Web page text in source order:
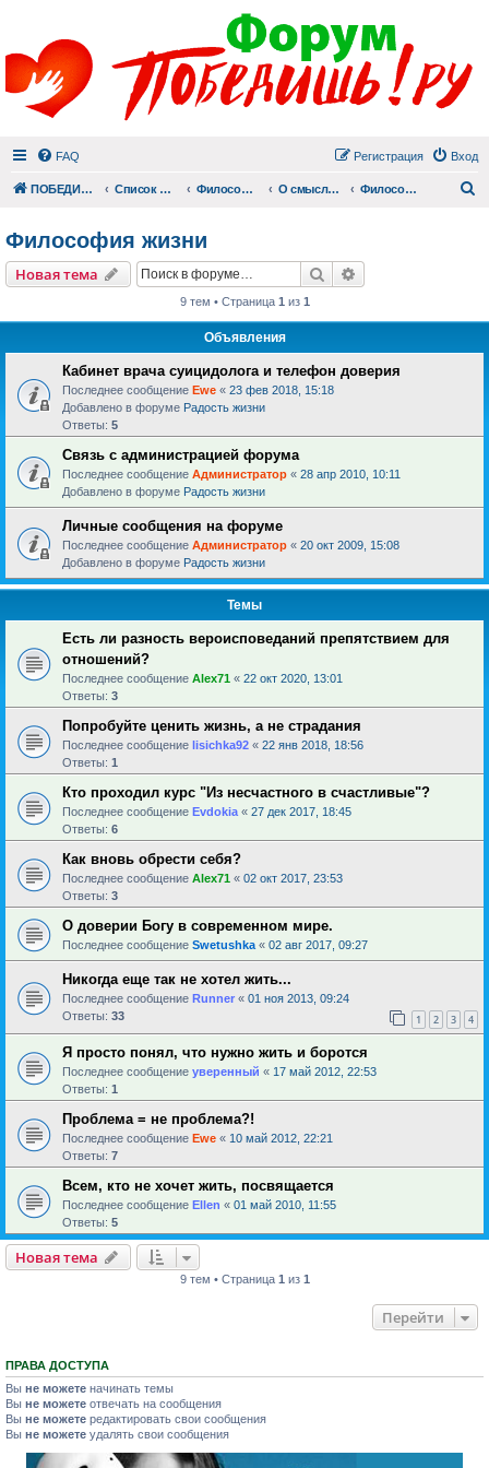
FAQ Вход
Регистрация
ПОБЕДИШЬ.РУ Список форумов Философский раздел О смысле смерти и смысле жизни Философия жизни
Философия жизни
Новая тема Поиск
9 тем • Страница 1 из 1
Объявления
Кабинет врача суицидолога и телефон доверия
Последнее сообщение Ewe « 23 фев 2018, 15:18
Добавлено в форуме Радость жизни
Ответы: 5
Связь с администрацией форума
Последнее сообщение Администратор « 28 апр 2010, 10:11
Добавлено в форуме Радость жизни
Личные сообщения на форуме
Последнее сообщение Администратор « 20 окт 2009, 15:08
Добавлено в форуме Радость жизни
Темы
Есть ли разность вероисповеданий препятствием для
отношений?
Последнее сообщение Alex71 « 22 окт 2020, 13:01
Ответы: 3
Попробуйте ценить жизнь, а не страдания
Последнее сообщение lisichka92 « 22 янв 2018, 18:56
Ответы: 1
Кто проходил курс "Из несчастного в счастливые"?
Последнее сообщение Evdokia « 27 дек 2017, 18:45
Ответы: 6
Как вновь обрести себя?
Последнее сообщение Alex71 « 02 окт 2017, 23:53
Ответы: 3
О доверии Богу в современном мире.
Последнее сообщение Swetushka « 02 авг 2017, 09:27
Никогда еще так не хотел жить...
Последнее сообщение Runner « 01 ноя 2013, 09:24
Ответы: 33 1 2 3 4
Я просто понял, что нужно жить и боротся
Последнее сообщение уверенный « 17 май 2012, 22:53
Ответы: 1
Проблема = не проблема?!
Последнее сообщение Ewe « 10 май 2012, 22:21
Ответы: 7
Всем, кто не хочет жить, посвящается
Последнее сообщение Ellen « 01 май 2010, 11:55
Ответы: 5
Новая тема
9 тем • Страница 1 из 1
Перейти
ПРАВА ДОСТУПА
Вы не можете начинать темы
Вы не можете отвечать на сообщения
Вы не можете редактировать свои сообщения
Вы не можете удалять свои сообщения